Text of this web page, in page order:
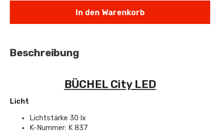
In den Warenkorb
Beschreibung
BÜCHEL City LED
Licht
Lichtstärke 30 lx
K-Nummer: K 837